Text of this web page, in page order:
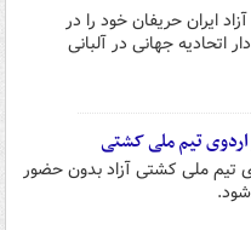
ایران حریفان خود را در
اتحادیه جهانی در آلبانی
تیم ملی کشتی
تیم ملی کشتی آزاد بدون حضور